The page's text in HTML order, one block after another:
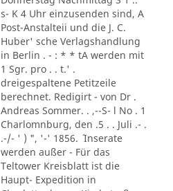
s- K 4 Uhr einzusenden sind, A
Post-Anstalteii und die J. C.
Huber' sche Verlagshandlung
in Berlin . - : * * tA werden mit
1 Sgr. pro . . t.' .
dreigespaltene Petitzeile
berechnet. Redigirt - von Dr .
Andreas Sommer. . ,--S- l No . 1
Charlomnburg, den .5 . . Juli .- .
.-/- ' ) ", '-' 1856. ´ Inserate
werden außer - Für das
Teltower Kreisblatt ist die
Haupt- Expedition in